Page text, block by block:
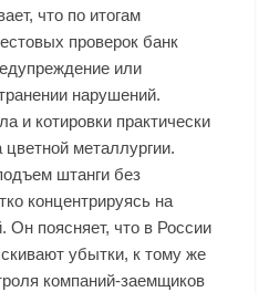
что по итогам
проверок банк
или
нарушений.
и котировки практически
цветной металлургии.
штанги без
концентрируясь на
Он поясняет, что в России
убытки, к тому же
компаний-заемщиков